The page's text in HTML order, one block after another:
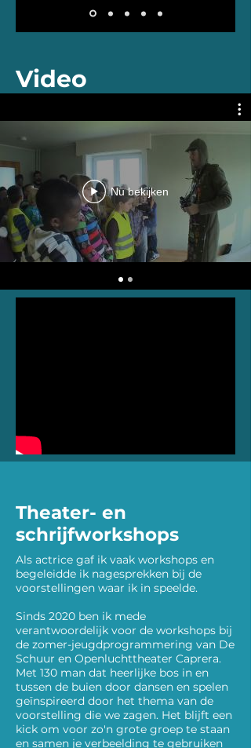
Video
Nu bekijken
Theater- en
schrijfworkshops
Als actrice gaf ik vaak workshops en
begeleidde ik nagesprekken bij de
voorstellingen waar ik in speelde.
Sinds 2020 ben ik mede
verantwoordelijk voor de workshops bij
de zomer-jeugdprogrammering van De
Schuur en Openluchttheater Caprera.
Met 130 man dat heerlijke bos in en
tussen de buien door dansen en spelen
geïnspireerd door het thema van de
voorstelling die we zagen. Het blijft een
kick om voor zo'n grote groep te staan
en samen je verbeelding te gebruiken